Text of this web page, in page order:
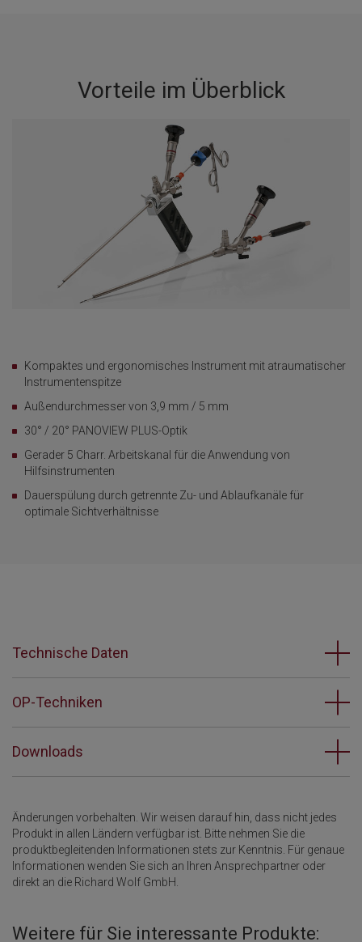
Vorteile im Überblick
Kompaktes und ergonomisches Instrument mit atraumatischer
Instrumentenspitze
Außendurchmesser von 3,9 mm / 5 mm
30° / 20° PANOVIEW PLUS-Optik
Gerader 5 Charr. Arbeitskanal für die Anwendung von
Hilfsinstrumenten
Dauerspülung durch getrennte Zu- und Ablaufkanäle für
optimale Sichtverhältnisse
Technische Daten
OP-Techniken
Downloads
Änderungen vorbehalten. Wir weisen darauf hin, dass nicht jedes
Produkt in allen Ländern verfügbar ist. Bitte nehmen Sie die
produktbegleitenden Informationen stets zur Kenntnis. Für genaue
Informationen wenden Sie sich an Ihren Ansprechpartner oder
direkt an die Richard Wolf GmbH.
Weitere für Sie interessante Produkte: